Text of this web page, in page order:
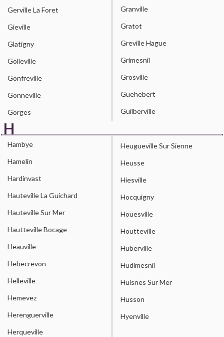
Gerville La Foret
Gieville
Glatigny
Golleville
Gonfreville
Gonneville
Gorges
Granville
Gratot
Greville Hague
Grimesnil
Grosville
Guehebert
Guilberville
H
Hambye
Hamelin
Hardinvast
Hauteville La Guichard
Hauteville Sur Mer
Hautteville Bocage
Heauville
Hebecrevon
Helleville
Hemevez
Herenguerville
Herqueville
Heugueville Sur Sienne
Heusse
Hiesville
Hocquigny
Houesville
Houtteville
Huberville
Hudimesnil
Huisnes Sur Mer
Husson
Hyenville